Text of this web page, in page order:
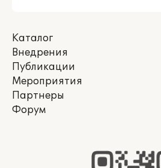
Каталог
Внедрения
Публикации
Мероприятия
Партнеры
Форум